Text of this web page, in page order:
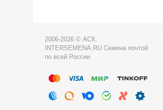
2006-2026 © АСК:
INTERSEMENA.RU Семена почтой
по всей России